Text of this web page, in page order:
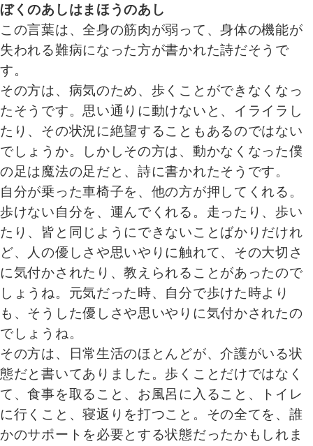
ぼくのあしはまほうのあし
この言葉は、全身の筋肉が弱って、身体の機能が
失われる難病になった方が書かれた詩だそうで
す。
その方は、病気のため、歩くことができなくなっ
たそうです。思い通りに動けないと、イライラし
たり、その状況に絶望することもあるのではない
でしょうか。しかしその方は、動かなくなった僕
の足は魔法の足だと、詩に書かれたそうです。
自分が乗った車椅子を、他の方が押してくれる。
歩けない自分を、運んでくれる。走ったり、歩い
たり、皆と同じようにできないことばかりだけれ
ど、人の優しさや思いやりに触れて、その大切さ
に気付かされたり、教えられることがあったので
しょうね。元気だった時、自分で歩けた時より
も、そうした優しさや思いやりに気付かされたの
でしょうね。
その方は、日常生活のほとんどが、介護がいる状
態だと書いてありました。歩くことだけではなく
て、食事を取ること、お風呂に入ること、トイレ
に行くこと、寝返りを打つこと。その全てを、誰
かのサポートを必要とする状態だったかもしれま